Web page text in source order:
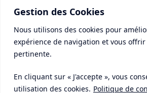
Gestion des Cookies
Nous utilisons des cookies pour
expérience de navigation et vous
pertinente.
En cliquant sur « J'accepte », vous
utilisation des cookies. Politique de
Mairie de Mèze
Place Aristide Briand - BP 28
Tél :04 67 18 30 30
Mail :